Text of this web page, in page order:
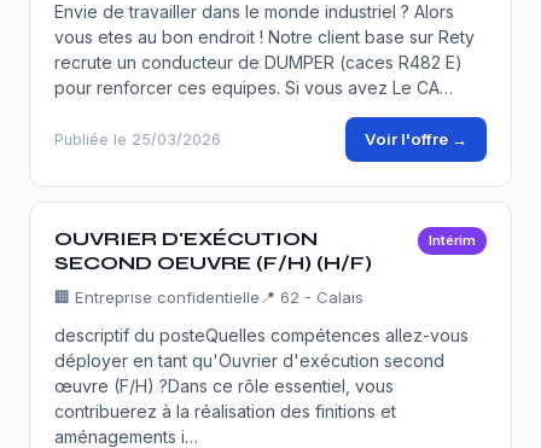
Envie de travailler dans le monde industriel ? Alors
vous etes au bon endroit ! Notre client base sur Rety
recrute un conducteur de DUMPER (caces R482 E)
pour renforcer ces equipes. Si vous avez Le CA…
Publiée le 25/03/2026 Voir l'offre →
OUVRIER D'EXÉCUTION
SECOND OEUVRE (F/H) (H/F)
Intérim
🏢 Entreprise confidentielle 📍 62 - Calais
descriptif du posteQuelles compétences allez-vous
déployer en tant qu'Ouvrier d'exécution second
œuvre (F/H) ?Dans ce rôle essentiel, vous
contribuerez à la réalisation des finitions et
aménagements i…